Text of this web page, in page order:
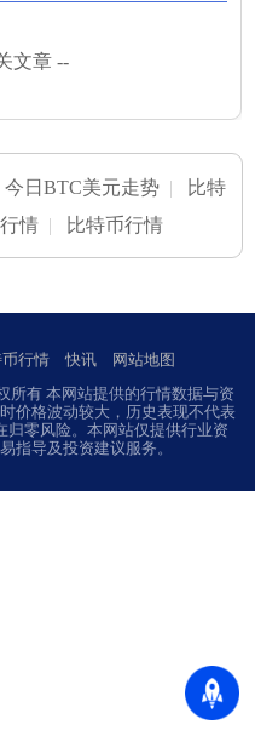
文章 --
今日BTC美元走势 | 比特
情 | 比特币行情
币行情 快讯 网站地图
所有 本网站提供的行情数据与资
价格波动较大，历史表现不代表
归零风险。本网站仅提供行业资
指导及投资建议服务。